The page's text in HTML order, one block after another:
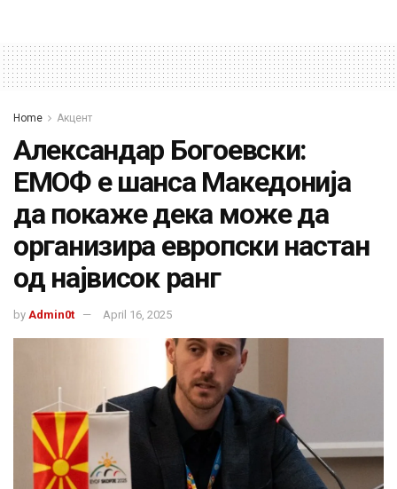
Home Акцент
Александар Богоевски:
ЕМОФ е шанса Македонија
да покаже дека може да
организира европски настан
од највисок ранг
by Admin0t April 16, 2025